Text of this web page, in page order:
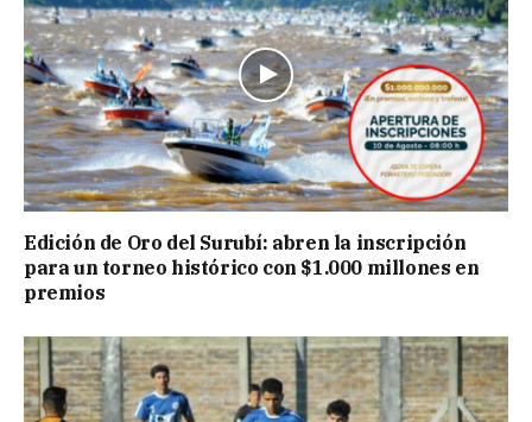
Edición de Oro del Surubí: abren la inscripción
para un torneo histórico con $1.000 millones en
premios